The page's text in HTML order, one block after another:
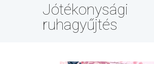
Jótékonysági
ruhagyűjtés